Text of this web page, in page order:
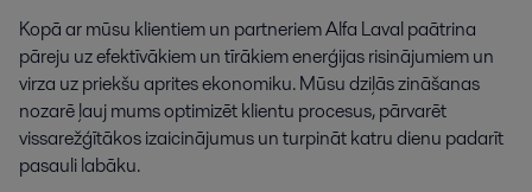
Kopā ar mūsu klientiem un partneriem Alfa Laval paātrina
pāreju uz efektīvākiem un tīrākiem enerģijas risinājumiem un
virza uz priekšu aprites ekonomiku. Mūsu dziļās zināšanas
nozarē ļauj mums optimizēt klientu procesus, pārvarēt
vissarežģītākos izaicinājumus un turpināt katru dienu padarīt
pasauli labāku.